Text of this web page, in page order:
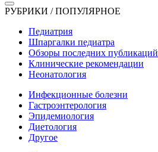
РУБРИКИ / ПОПУЛЯРНОЕ
Педиатрия
Шпаргалки педиатра
Обзоры последних публикаций
Клинические рекомендации
Неонатология
Инфекционные болезни
Гастроэнтерология
Эпидемиология
Диетология
Другое